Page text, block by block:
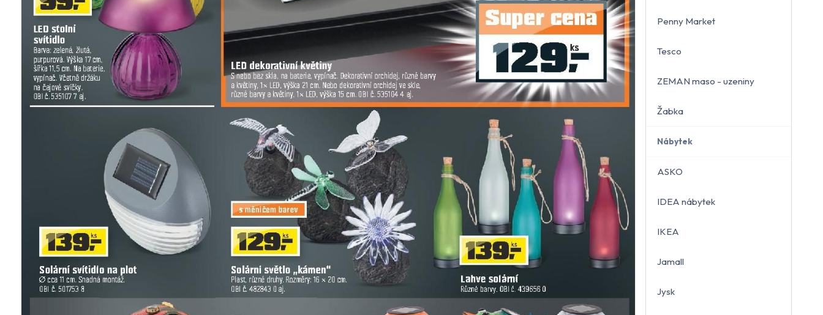
Penny Market
Tesco
ZEMAN maso - uzeniny
Žabka
Nábytek
ASKO
IDEA nábytek
IKEA
Jamall
Jysk